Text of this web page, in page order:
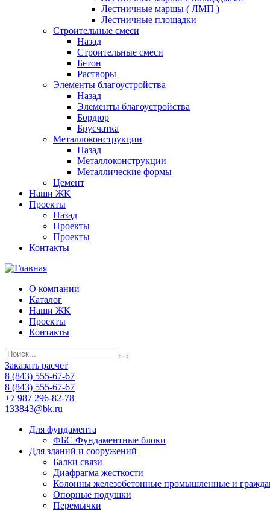
Лестничные маршы ( ЛМП )
Лестничные площадки
Строительные смеси
Назад
Строительные смеси
Бетон
Растворы
Элементы благоустройства
Назад
Элементы благоустройства
Бордюр
Брусчатка
Металлоконструкции
Назад
Металлоконструкции
Металлические формы
Цемент
Наши ЖК
Проекты
Назад
Проекты
Проекты
Контакты
О компании
Каталог
Наши ЖК
Проекты
Контакты
Заказать расчет
8 (843) 555-67-67
8 (843) 555-67-67
+7 987 296-82-78
133843@bk.ru
Для фундамента
ФБС Фундаментные блоки
Для зданий и сооружений
Балки связи
Диафрагма жесткости
Колонны железобетонные промышленные и
Опорные подушки
Перемычки